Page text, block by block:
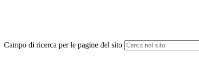
Campo di ricerca per le pagine del sito